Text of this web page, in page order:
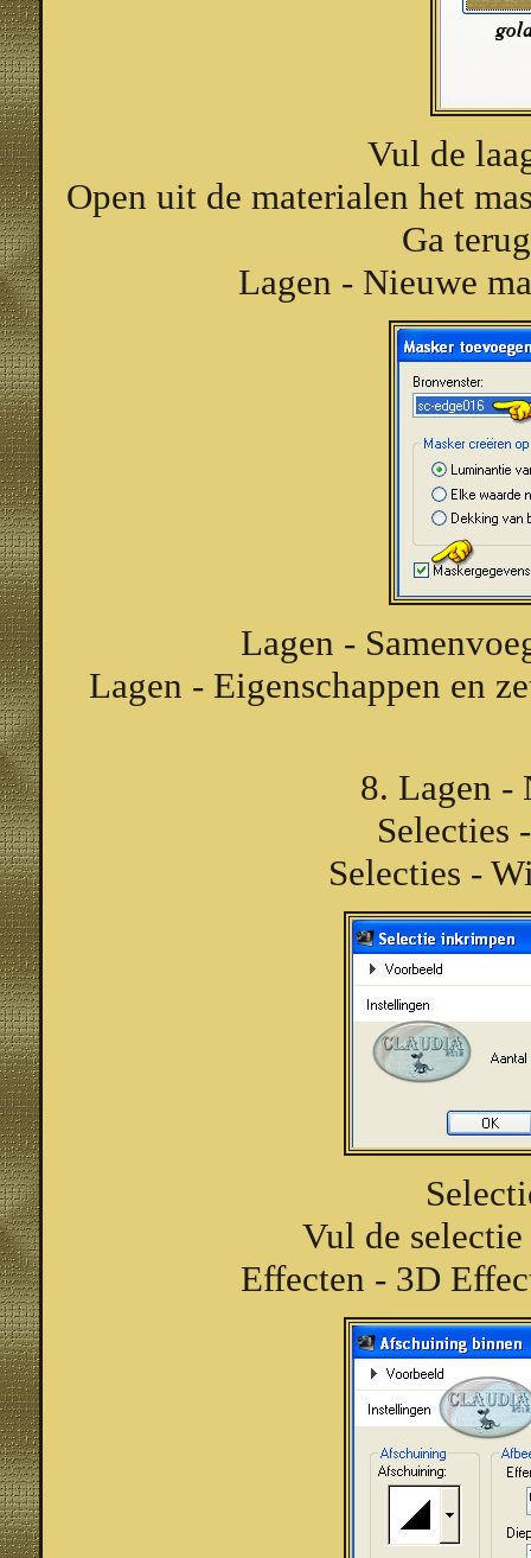
Vul de
Open uit de materialen het
Ga
Lagen - Nieuwe
Lagen -
Lagen - Eigenschappen en
8. Lagen -
Selecties
Selecties -
Vul de
Effecten - 3D